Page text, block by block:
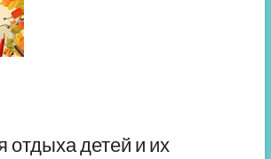
отдыха детей и их